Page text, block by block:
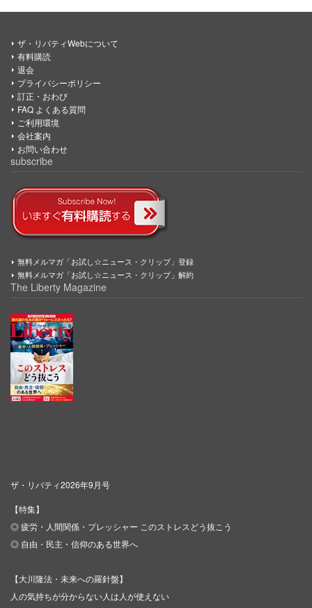
ザ・リバティWebについて
有料購読
退会
プライバシーポリシー
訂正・おわび
FAQ よくある質問
ご利用環境
会社案内
お問い合わせ
subscribe
無料メルマガ「お試し☆ニュース・クリップ」登録
無料メルマガ「お試し☆ニュース・クリップ」解約
The Liberty Magazine
ザ・リバティ2026年9月号
【特集】
◎ 疲労・人間関係・プレッシャー このストレスどう抜こう
◎ 自由・民主・信仰のある世界へ
【大川隆法・未来への羅針盤】
人の気持ちが分からない人は人が使えない